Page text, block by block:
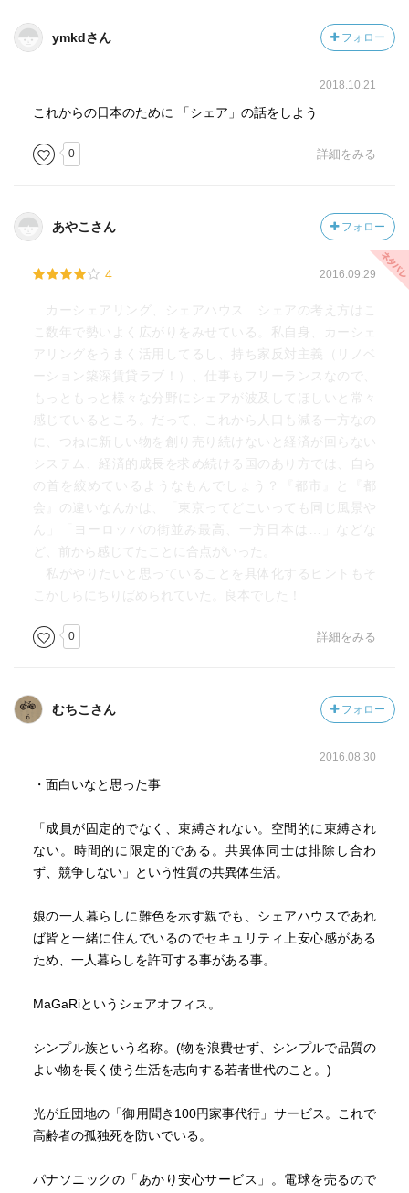
ymkdさん フォロー
2018.10.21
これからの日本のために 「シェア」の話をしよう
0 詳細をみる
あやこさん フォロー
4 2016.09.29
カーシェアリング、シェアハウス…シェアの考え方はこ
こ数年で勢いよく広がりをみせている。私自身、カーシェ
アリングをうまく活用してるし、持ち家反対主義（リノベ
ーション築深賃貸ラブ！）、仕事もフリーランスなので、
もっともっと様々な分野にシェアが波及してほしいと常々
感じているところ。だって、これから人口も減る一方なの
に、つねに新しい物を創り売り続けないと経済が回らない
システム、経済的成長を求め続ける国のあり方では、自ら
の首を絞めているようなもんでしょう？『都市』と『都
会』の違いなんかは、「東京ってどこいっても同じ風景や
ん」「ヨーロッパの街並み最高、一方日本は…」などな
ど、前から感じてたことに合点がいった。
私がやりたいと思っていることを具体化するヒントもそ
こかしらにちりばめられていた。良本でした！
0 詳細をみる
むちこさん フォロー
2016.08.30
・面白いなと思った事
「成員が固定的でなく、束縛されない。空間的に束縛され
ない。時間的に限定的である。共異体同士は排除し合わ
ず、競争しない」という性質の共異体生活。
娘の一人暮らしに難色を示す親でも、シェアハウスであれ
ば皆と一緒に住んでいるのでセキュリティ上安心感がある
ため、一人暮らしを許可する事がある事。
MaGaRiというシェアオフィス。
シンプル族という名称。(物を浪費せず、シンプルで品質の
よい物を長く使う生活を志向する若者世代のこと。)
光が丘団地の「御用聞き100円家事代行」サービス。これで
高齢者の孤独死を防いでいる。
パナソニックの「あかり安心サービス」。電球を売るので